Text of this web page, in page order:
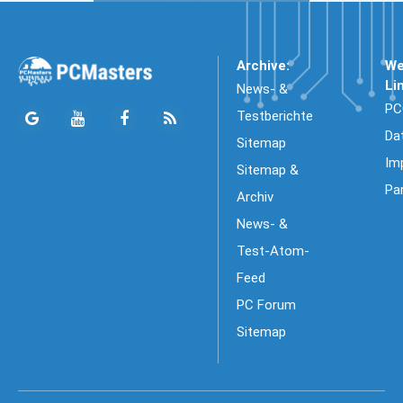
Archive:
News- &
Testberichte
Sitemap
Sitemap &
Archiv
News- &
Test-Atom-
Feed
PC Forum
Sitemap